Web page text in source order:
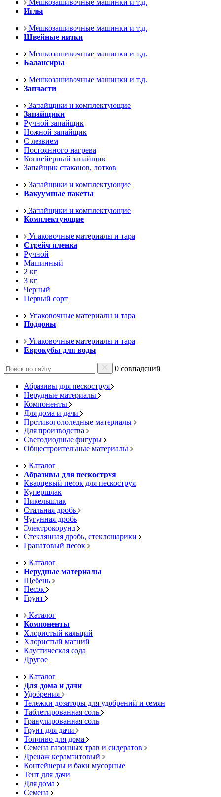
Мешкозашивочные машинки и т.д.
Иглы
Мешкозашивочные машинки и т.д.
Швейные нитки
Мешкозашивочные машинки и т.д.
Балансиры
Мешкозашивочные машинки и т.д.
Запчасти
Запайщики и комплектующие
Запайщики
Ручной запайщик
Ножной запайщик
С лезвием
Постоянного нагрева
Конвейерный запайщик
Запайщик стаканов, лотков
Запайщики и комплектующие
Вакуумные пакеты
Запайщики и комплектующие
Комплектующие
Упаковочные материалы и тара
Стрейч пленка
Ручной
Машинный
2 кг
3 кг
Черный
Первый сорт
Упаковочные материалы и тара
Поддоны
Упаковочные материалы и тара
Еврокубы для воды
0 совпадений
Абразивы для пескоструя
Нерудные материалы
Компоненты
Для дома и дачи
Противогололедные материалы
Для производства
Светодиодные фигуры
Общестроительные материалы
Каталог
Абразивы для пескоструя
Кварцевый песок для пескоструя
Купершлак
Никельшлак
Стальная дробь
Чугунная дробь
Электрокорунд
Стеклянная дробь, стеклошарики
Гранатовый песок
Каталог
Нерудные материалы
Щебень
Песок
Грунт
Каталог
Компоненты
Хлористый кальций
Хлористый магний
Каустическая сода
Другое
Каталог
Для дома и дачи
Удобрения
Тележки дозаторы для удобрений и семян
Таблетированная соль
Гранулированная соль
Грунт для дачи
Топливо для дома
Семена газонных трав и сидератов
Дренаж керамзитовый
Контейнеры и баки мусорные
Тент для дачи
Для дома
Семена